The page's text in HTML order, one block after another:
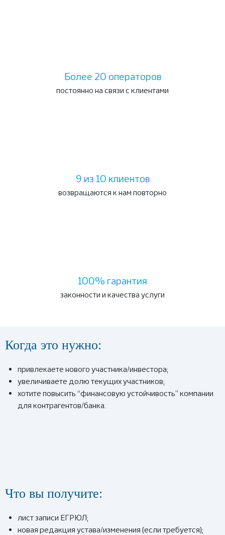
Более 20 операторов
постоянно на связи с клиентами
9 из 10 клиентов
возвращаются к нам повторно
100% гарантия
законности и качества услуги
Когда это нужно:
привлекаете нового участника/инвестора;
увеличиваете долю текущих участников;
хотите повысить “финансовую устойчивость” компании
для контрагентов/банка.
Что вы получите:
лист записи ЕГРЮЛ;
новая редакция устава/изменения (если требуется);